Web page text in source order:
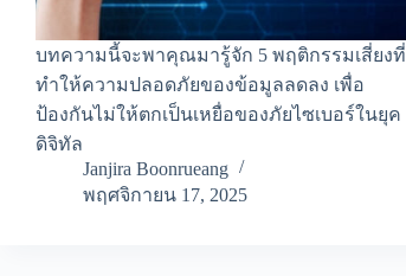
บทความนี้จะพาคุณมารู้จัก 5 พฤติกรรมเสี่ยงที่
ทำให้ความปลอดภัยของข้อมูลลดลง เพื่อ
ป้องกันไม่ให้ตกเป็นเหยื่อของภัยไซเบอร์ในยุค
ดิจิทัล
Janjira Boonrueang
พฤศจิกายน 17, 2025